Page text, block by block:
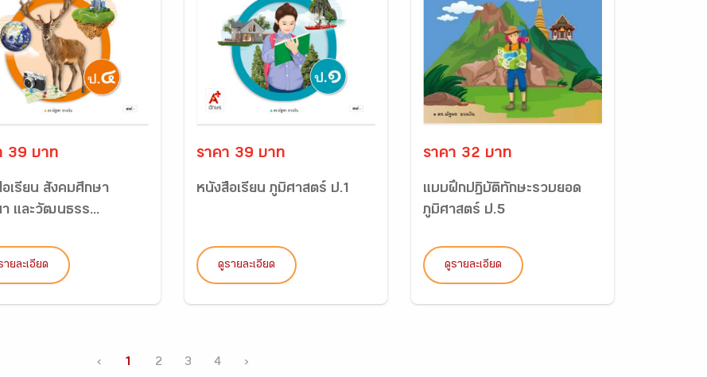
39 บาท
เรียน สังคมศึกษา
า และวัฒนธรร...
ายละเอียด
ราคา 39 บาท
หนังสือเรียน ภูมิศาสตร์ ป.1
ดูรายละเอียด
ราคา 32 บาท
แบบฝึกปฏิบัติทักษะรวบยอด
ภูมิศาสตร์ ป.5
ดูรายละเอียด
‹ 1 2 3 4 ›